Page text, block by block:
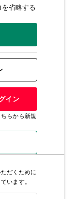
省略する
イン
らから新規
だくために
います。